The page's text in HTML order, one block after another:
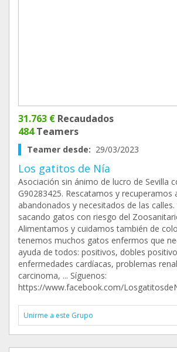
31.763 € Recaudados
484Teamers
Teamer desde: 29/03/2023
Los gatitos de Nía
Asociación sin ánimo de lucro de Sevilla
G90283425. Rescatamos y recuperamos
abandonados y necesitados de las
sacando gatos con riesgo del
Alimentamos y cuidamos también de
tenemos muchos gatos enfermos que
ayuda de todos: positivos, dobles
enfermedades cardíacas, problemas
carcinoma, ... Síguenos:
https://www.facebook.com/
Unirme a este Grupo